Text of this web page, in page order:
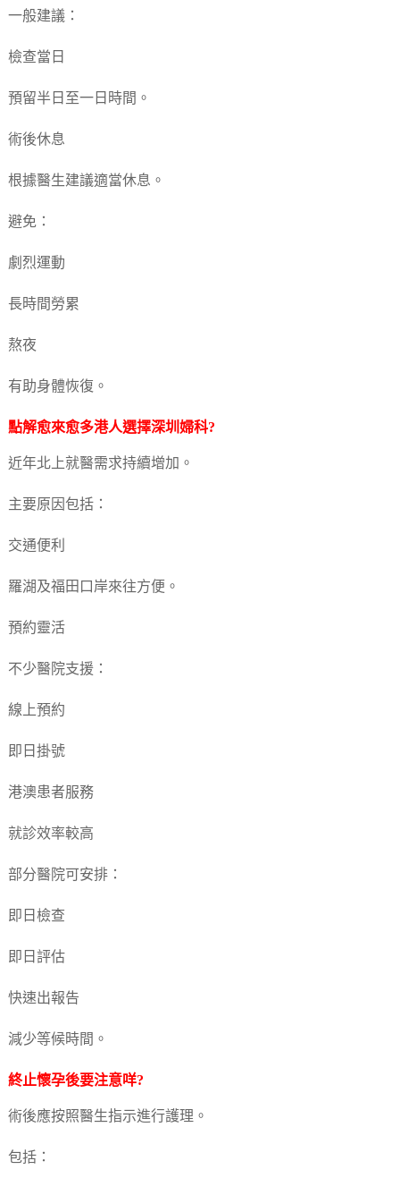
一般建議：
檢查當日
預留半日至一日時間。
術後休息
根據醫生建議適當休息。
避免：
劇烈運動
長時間勞累
熬夜
有助身體恢復。
點解愈來愈多港人選擇深圳婦科?
近年北上就醫需求持續增加。
主要原因包括：
交通便利
羅湖及福田口岸來往方便。
預約靈活
不少醫院支援：
線上預約
即日掛號
港澳患者服務
就診效率較高
部分醫院可安排：
即日檢查
即日評估
快速出報告
減少等候時間。
終止懷孕後要注意咩?
術後應按照醫生指示進行護理。
包括：